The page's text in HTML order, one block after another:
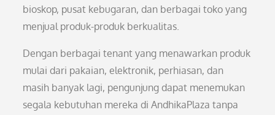
bioskop, pusat kebugaran, dan berbagai toko yang
menjual produk-produk berkualitas.
Dengan berbagai tenant yang menawarkan produk
mulai dari pakaian, elektronik, perhiasan, dan
masih banyak lagi, pengunjung dapat menemukan
segala kebutuhan mereka di AndhikaPlaza tanpa